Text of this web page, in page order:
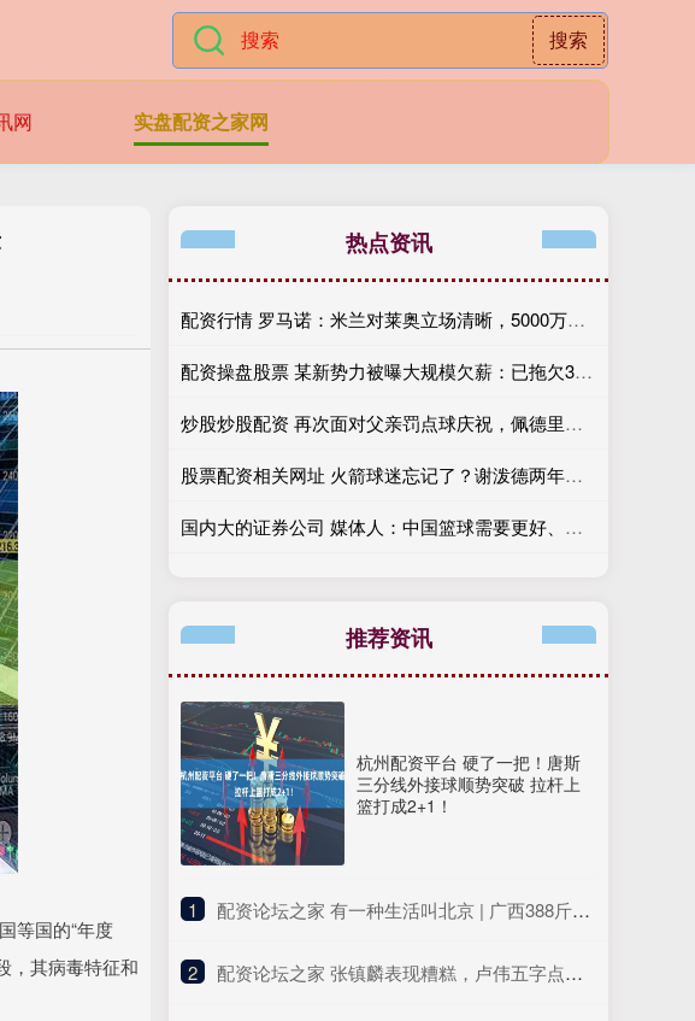
搜索
网 实盘配资之家网
等国的“年度
，其病毒特征和
热点资讯
配资行情 罗马诺：米兰对莱奥立场清晰，5000万欧是谈判起点且必须永久转会
配资操盘股票 某新势力被曝大规模欠薪：已拖欠3个月工资，去年年终奖也没发！
炒股炒股配资 再次面对父亲罚点球庆祝，佩德里：他肯定会扑出来的，和往常一样
股票配资相关网址 火箭球迷忘记了？谢泼德两年前在夏季联赛中的表现完全不输桑顿？
国内大的证券公司 媒体人：中国篮球需要更好、更多、更年轻、有国际化视野的教练
推荐资讯
杭州配资平台 硬了一把！唐斯
三分线外接球顺势突破 拉杆上
篮打成2+1！
1 ​配资论坛之家 有一种生活叫北京 | 广西388斤大月饼进京“赶烤”
2 ​配资论坛之家 张镇麟表现糟糕，卢伟五字点评 上海球迷大喊辽宁男篮诈骗求退货